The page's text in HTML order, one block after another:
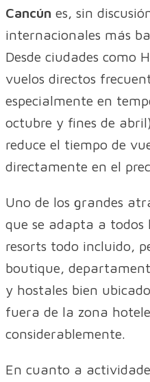
Cancún es, sin
internacionales más
Desde ciudades como
vuelos directos
especialmente en
octubre y fines de
reduce el tiempo de
directamente en el
Uno de los grandes
que se adapta a todos
resorts todo incluido,
boutique,
y hostales bien
fuera de la zona
considerablemente.
En cuanto a